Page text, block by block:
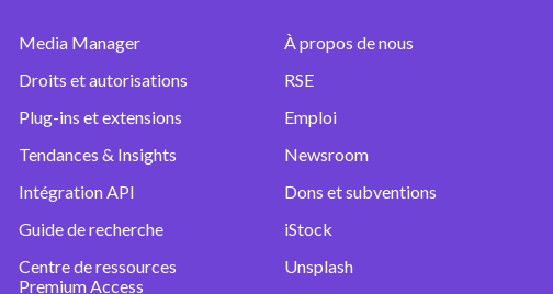
Media Manager
Droits et autorisations
Plug-ins et extensions
Tendances & Insights
Intégration API
Guide de recherche
Centre de ressources
Premium Access
À propos de nous
RSE
Emploi
Newsroom
Dons et subventions
iStock
Unsplash